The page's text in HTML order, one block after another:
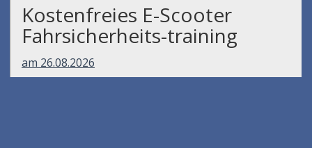
Kostenfreies E-Scooter
Fahrsicherheits-training
am 26.08.2026